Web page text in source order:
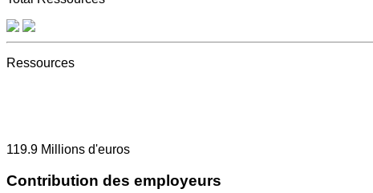
Ressources
119.9 Millions d'euros
Contribution des employeurs